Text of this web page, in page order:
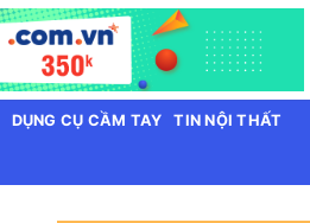
DỤNG CỤ CẦM TAY TIN NỘI THẤT